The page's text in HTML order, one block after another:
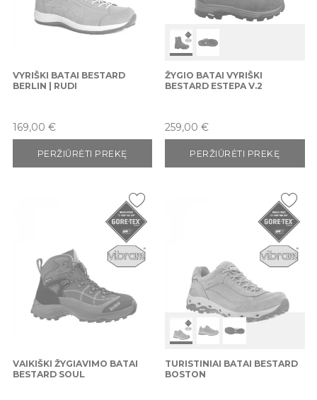
VYRIŠKI BATAI BESTARD
BERLIN | RUDI
Kaina
169,00 €
PERŽIŪRĖTI PREKĘ
ŽYGIO BATAI VYRIŠKI
BESTARD ESTEPA V.2
Kaina
259,00 €
PERŽIŪRĖTI PREKĘ
VAIKIŠKI ŽYGIAVIMO BATAI
BESTARD SOUL
TURISTINIAI BATAI BESTARD
BOSTON